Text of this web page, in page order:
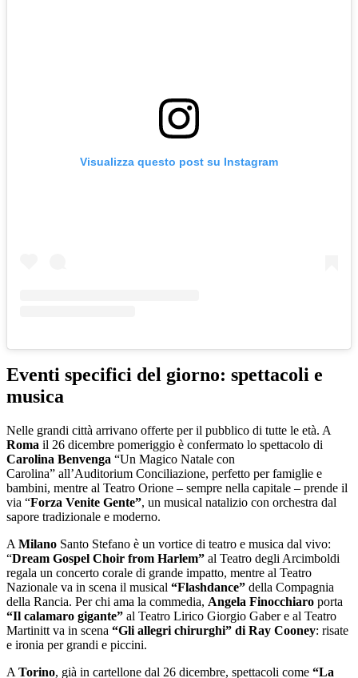
Visualizza questo post su Instagram
Eventi specifici del giorno: spettacoli e
musica
Nelle grandi città arrivano offerte per il pubblico di tutte le età. A
Roma il 26 dicembre pomeriggio è confermato lo spettacolo di
Carolina Benvenga “Un Magico Natale con
Carolina” all’Auditorium Conciliazione, perfetto per famiglie e
bambini, mentre al Teatro Orione – sempre nella capitale – prende il
via “Forza Venite Gente”, un musical natalizio con orchestra dal
sapore tradizionale e moderno.
A Milano Santo Stefano è un vortice di teatro e musica dal vivo:
“Dream Gospel Choir from Harlem” al Teatro degli Arcimboldi
regala un concerto corale di grande impatto, mentre al Teatro
Nazionale va in scena il musical “Flashdance” della Compagnia
della Rancia. Per chi ama la commedia, Angela Finocchiaro porta
“Il calamaro gigante” al Teatro Lirico Giorgio Gaber e al Teatro
Martinitt va in scena “Gli allegri chirurghi” di Ray Cooney: risate
e ironia per grandi e piccini.
A Torino, già in cartellone dal 26 dicembre, spettacoli come “La